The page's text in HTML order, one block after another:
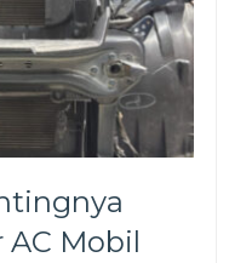
AC Mobil